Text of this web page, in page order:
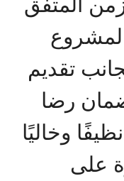
تقديم
رضا
وخاليًا
على